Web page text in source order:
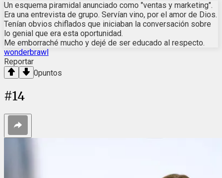
Un esquema piramidal anunciado como "ventas y marketing".
Era una entrevista de grupo. Servían vino, por el amor de Dios.
Tenían obvios chiflados que iniciaban la conversación sobre
lo genial que era esta oportunidad.
Me emborraché mucho y dejé de ser educado al respecto.
wonderbrawl
Reportar
0puntos
#14